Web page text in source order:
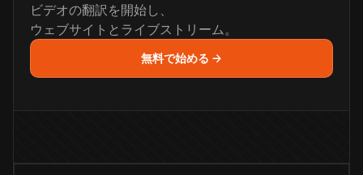
ビデオの翻訳を開始し、
ウェブサイトとライブストリーム。
無料で始める →